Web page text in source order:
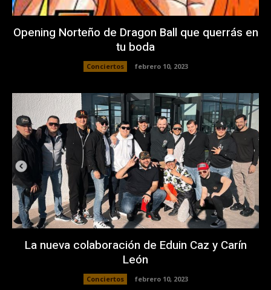
Opening Norteño de Dragon Ball que querrás en
tu boda
Conciertos febrero 10, 2023
La nueva colaboración de Eduin Caz y Carín
León
Conciertos febrero 10, 2023